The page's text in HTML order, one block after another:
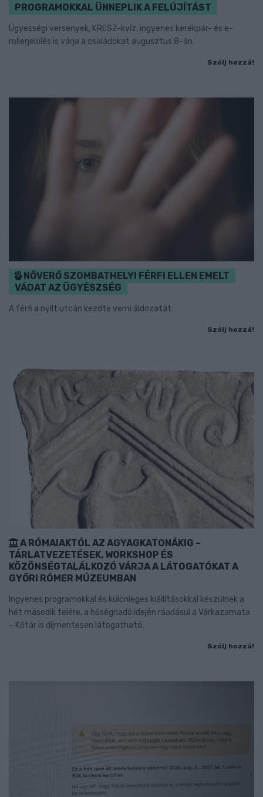
PROGRAMOKKAL ÜNNEPLIK A FELÚJÍTÁST
Ügyességi versenyek, KRESZ-kvíz, ingyenes kerékpár- és e-
rollerjelölés is várja a családokat augusztus 8-án.
Szólj hozzá!
NŐVERŐ SZOMBATHELYI FÉRFI ELLEN EMELT
VÁDAT AZ ÜGYÉSZSÉG
A férfi a nyílt utcán kezdte verni áldozatát.
Szólj hozzá!
A RÓMAIAKTÓL AZ AGYAGKATONÁKIG –
TÁRLATVEZETÉSEK, WORKSHOP ÉS
KÖZÖNSÉGTALÁLKOZÓ VÁRJA A LÁTOGATÓKAT A
GYŐRI RÓMER MÚZEUMBAN
Ingyenes programokkal és különleges kiállításokkal készülnek a
hét második felére, a hőségriadó idején ráadásul a Várkazamata
– Kőtár is díjmentesen látogatható.
Szólj hozzá!